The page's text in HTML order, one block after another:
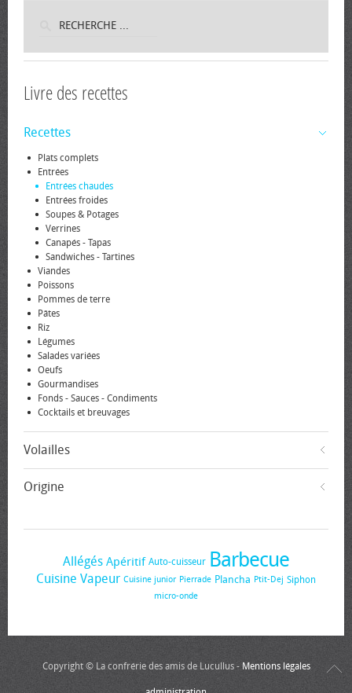
Livre des recettes
Recettes
Plats complets
Entrées
Entrées chaudes
Entrées froides
Soupes & Potages
Verrines
Canapés - Tapas
Sandwiches - Tartines
Viandes
Poissons
Pommes de terre
Pâtes
Riz
Légumes
Salades variées
Oeufs
Gourmandises
Fonds - Sauces - Condiments
Cocktails et breuvages
Volailles
Origine
Allégés Apéritif Auto-cuisseur Barbecue
Cuisine Vapeur Cuisine junior Pierrade Plancha Ptit-Dej Siphon
micro-onde
Copyright © La confrérie des amis de Lucullus -Mentions légales